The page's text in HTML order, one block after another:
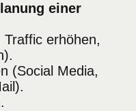
einer
erhöhen,
(Social Media,